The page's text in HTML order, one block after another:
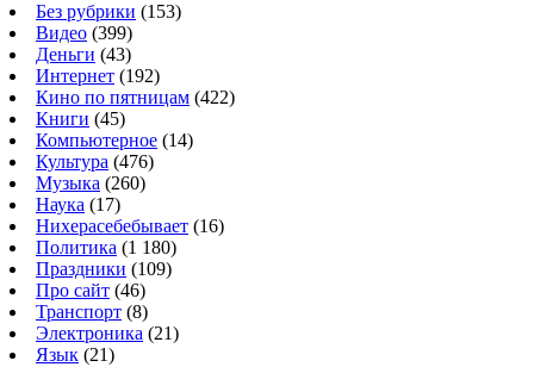
Без рубрики (153)
Видео (399)
Деньги (43)
Интернет (192)
Кино по пятницам (422)
Книги (45)
Компьютерное (14)
Культура (476)
Музыка (260)
Наука (17)
Нихерасебебывает (16)
Политика (1 180)
Праздники (109)
Про сайт (46)
Транспорт (8)
Электроника (21)
Язык (21)